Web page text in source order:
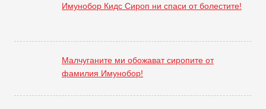
Имунобор Кидс Сироп ни спаси от болестите!
Малчуганите ми обожават сиропите от
фамилия Имунобор!